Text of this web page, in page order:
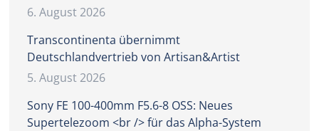
6. August 2026
Transcontinenta übernimmt
Deutschlandvertrieb von Artisan&Artist
5. August 2026
Sony FE 100-400mm F5.6-8 OSS: Neues
Supertelezoom <br /> für das Alpha-System